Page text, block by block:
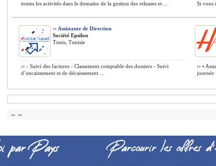
toutes les activités dans le domaine de la gestion des releases et ...
Si vous
›› Assistante de Direction
Société Epsilon
Tunis, Tunisie
›› - Suivi des factures - Classement comptable des dossiers - Suivi
d’encaissement et de décaissement ...
›› •
journée
›› ››